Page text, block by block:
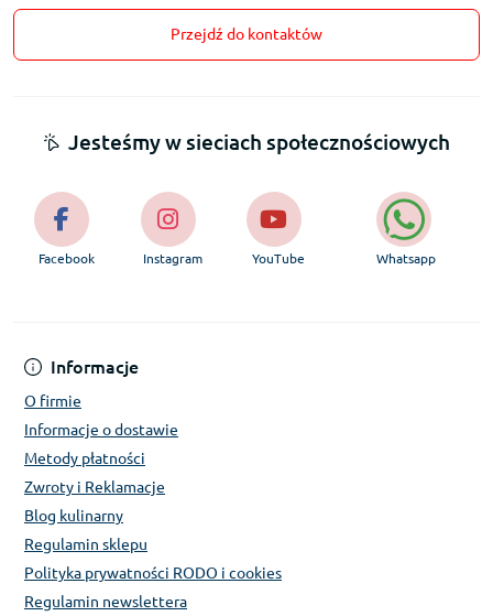
Przejdź do kontaktów
Informacje
O firmie
Informacje o dostawie
Metody płatności
Zwroty i Reklamacje
Blog kulinarny
Regulamin sklepu
Polityka prywatności RODO i cookies
Regulamin newslettera
Jesteśmy w sieciach społecznościowych
Facebook Instagram YouTube Whatsapp